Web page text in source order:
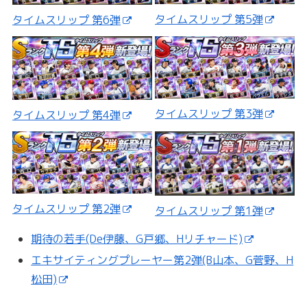
タイムスリップ 第6弾 タイムスリップ 第5弾
タイムスリップ 第4弾 タイムスリップ 第3弾
タイムスリップ 第2弾
タイムスリップ 第1弾
期待の若手(De伊藤、G戸郷、Hリチャード)
エキサイティングプレーヤー第2弾(B山本、G菅野、H
松田)